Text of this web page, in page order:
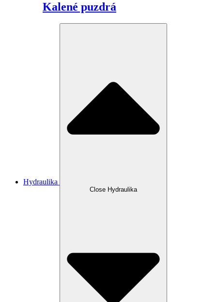
Kalené puzdrá
Hydraulika
Close Hydraulika